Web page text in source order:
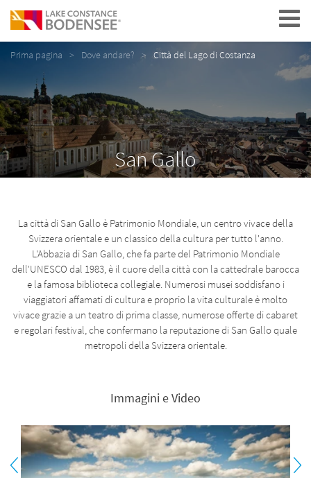
Navigation
Prima pagina Dove andare? Città del Lago di Costanza
San Gallo
La città di San Gallo è Patrimonio Mondiale, un centro vivace della
Svizzera orientale e un classico della cultura per tutto l'anno.
L'Abbazia di San Gallo, che fa parte del Patrimonio Mondiale
dell'UNESCO dal 1983, è il cuore della città con la cattedrale barocca
e la famosa biblioteca collegiale. Numerosi musei soddisfano i
viaggiatori affamati di cultura e proprio la vita culturale è molto
vivace grazie a un teatro di prima classe, numerose offerte di cabaret
e regolari festival, che confermano la reputazione di San Gallo quale
metropoli della Svizzera orientale.
Immagini e Video